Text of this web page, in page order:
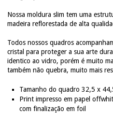
Nossa moldura slim tem uma
madeira reflorestada de alta
Todos nossos quadros
cristal para proteger a sua arte
identico ao vidro, porém é muito
também não quebra, muito mais
Tamanho do quadro 32,5 x
Print impresso em papel
com finalização em foil